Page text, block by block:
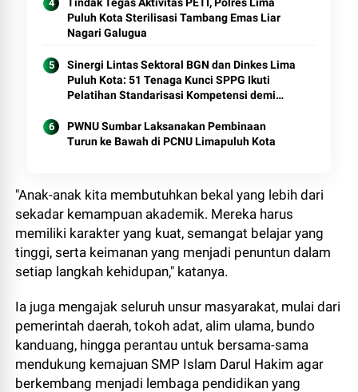
Puluh Kota Sterilisasi Tambang Emas Liar
Nagari Galugua
Sinergi Lintas Sektoral BGN dan Dinkes Lima
Puluh Kota: 51 Tenaga Kunci SPPG Ikuti
Pelatihan Standarisasi Kompetensi demi
PWNU Sumbar Laksanakan Pembinaan
Turun ke Bawah di PCNU Limapuluh Kota
"Anak-anak kita membutuhkan bekal yang lebih dari
sekadar kemampuan akademik. Mereka harus
memiliki karakter yang kuat, semangat belajar yang
tinggi, serta keimanan yang menjadi penuntun dalam
setiap langkah kehidupan," katanya.
Ia juga mengajak seluruh unsur masyarakat, mulai dari
pemerintah daerah, tokoh adat, alim ulama, bundo
kanduang, hingga perantau untuk bersama-sama
mendukung kemajuan SMP Islam Darul Hakim agar
berkembang menjadi lembaga pendidikan yang